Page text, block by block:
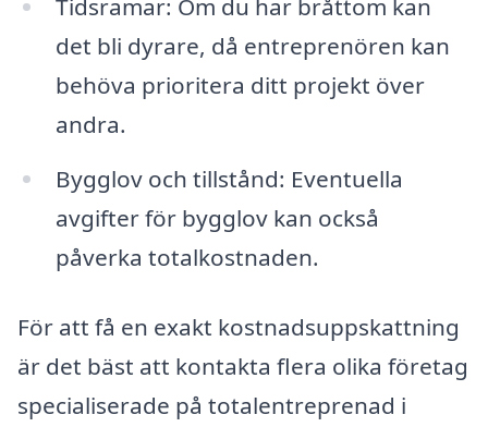
Tidsramar: Om du har bråttom kan
det bli dyrare, då entreprenören kan
behöva prioritera ditt projekt över
andra.
Bygglov och tillstånd: Eventuella
avgifter för bygglov kan också
påverka totalkostnaden.
För att få en exakt kostnadsuppskattning
är det bäst att kontakta flera olika företag
specialiserade på totalentreprenad i